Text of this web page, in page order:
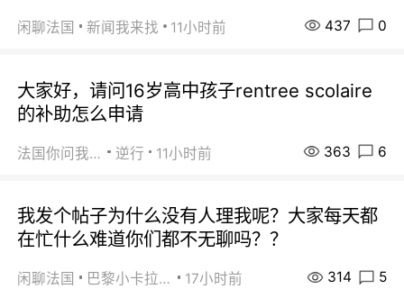
闲聊法国 新闻我来找 11小时前 437 0
大家好，请问16岁高中孩子rentree scolaire
的补助怎么申请
法国你问我答 逆行 11小时前 363 6
我发个帖子为什么没有人理我呢？大家每天都
在忙什么难道你们都不无聊吗？？
闲聊法国 巴黎小卡拉咪 17小时前 314 5